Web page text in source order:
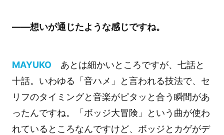
――想いが通じたような感じですね。
MAYUKO あとは細かいところですが、七話と
十話。いわゆる「音ハメ」と言われる技法で、セ
リフのタイミングと音楽がピタッと合う瞬間があ
ったんですね。「ボッジ大冒険」という曲が使わ
れているところなんですけど、ボッジとカゲがデ